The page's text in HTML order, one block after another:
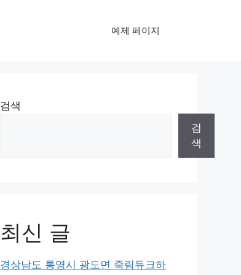
예제 페이지
검색
검
색
최신 글
경상남도 통영시 광도면 죽림듀크하